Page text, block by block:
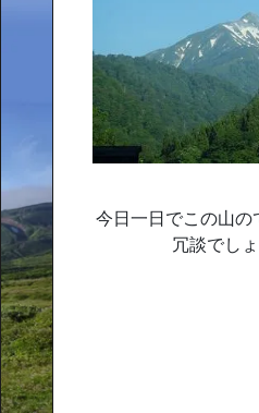
今日一日でこの山の
冗談でし